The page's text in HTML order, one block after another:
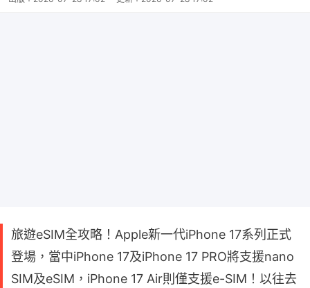
旅遊eSIM全攻略！Apple新一代iPhone 17系列正式
登場，當中iPhone 17及iPhone 17 PRO將支援nano
SIM及eSIM，iPhone 17 Air則僅支援e-SIM！以往去